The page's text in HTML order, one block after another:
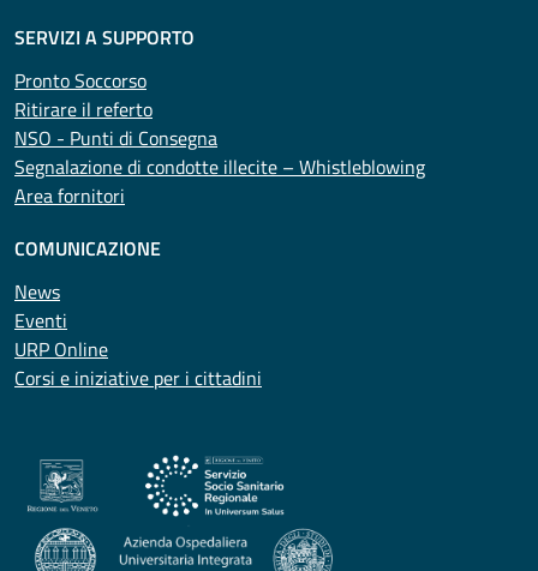
SERVIZI A SUPPORTO
Pronto Soccorso
Ritirare il referto
NSO - Punti di Consegna
Segnalazione di condotte illecite – Whistleblowing
Area fornitori
COMUNICAZIONE
News
Eventi
URP Online
Corsi e iniziative per i cittadini